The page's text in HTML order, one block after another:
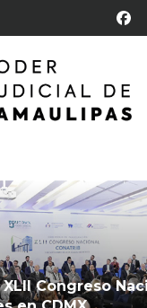
Congreso